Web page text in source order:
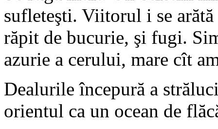
sufleteşti. Viitorul i se
răpit de bucurie, şi fugi.
azurie a cerului, mare cît
Dealurile începură a
orientul ca un ocean de